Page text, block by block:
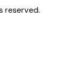
reserved.